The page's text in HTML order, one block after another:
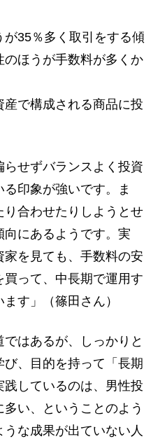
が35％多く取引をする傾
ほうが手数料が多くか
産で構成される商品に投
らせずバランスよく投資
印象が強いです。ま
合わせたりしようとせ
にあるようです。実
を見ても、手数料の安
って、中長期で運用す
す」（篠田さん）
はあるが、しっかりと
、目的を持って「長期
しているのは、男性投
い、ということのよう
な成果が出ていない人